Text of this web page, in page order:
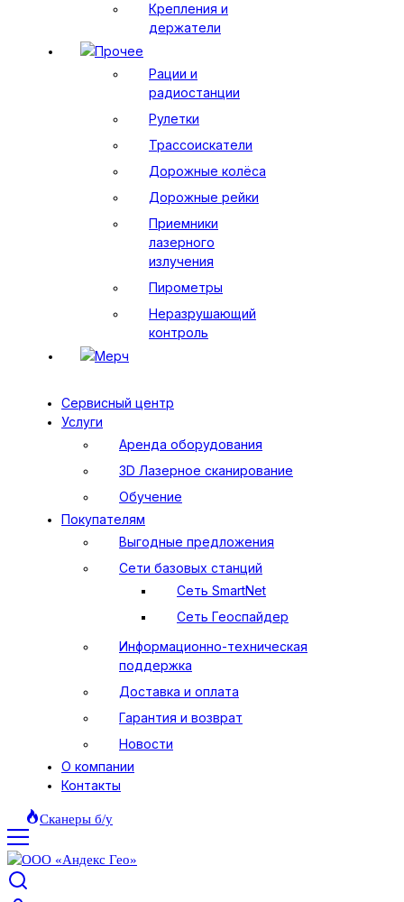
Крепления и
держатели
Прочее
Рации и
радиостанции
Рулетки
Трассоискатели
Дорожные колёса
Дорожные рейки
Приемники
лазерного
излучения
Пирометры
Неразрушающий
контроль
Мерч
Сервисный центр
Услуги
Аренда оборудования
3D Лазерное сканирование
Обучение
Покупателям
Выгодные предложения
Сети базовых станций
Сеть SmartNet
Сеть Геоспайдер
Информационно-техническая
поддержка
Доставка и оплата
Гарантия и возврат
Новости
О компании
Контакты
Сканеры б/у